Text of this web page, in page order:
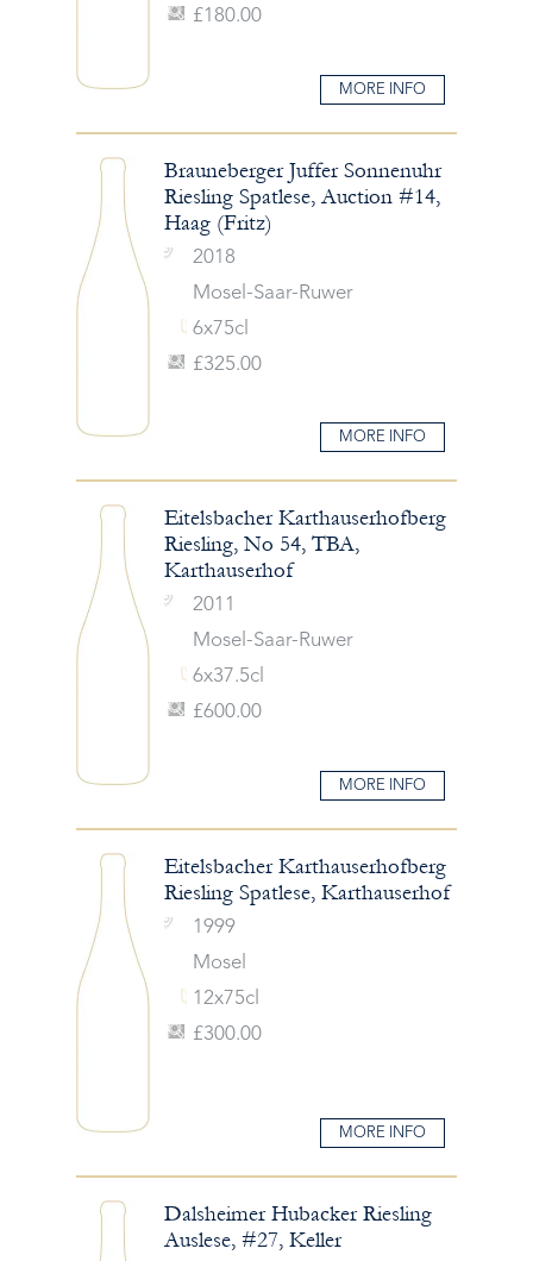
£180.00
MORE INFO
Brauneberger Juffer Sonnenuhr
Riesling Spatlese, Auction #14,
Haag (Fritz)
2018
Mosel-Saar-Ruwer
6x75cl
£325.00
MORE INFO
Eitelsbacher Karthauserhofberg
Riesling, No 54, TBA,
Karthauserhof
2011
Mosel-Saar-Ruwer
6x37.5cl
£600.00
MORE INFO
Eitelsbacher Karthauserhofberg
Riesling Spatlese, Karthauserhof
1999
Mosel
12x75cl
£300.00
MORE INFO
Dalsheimer Hubacker Riesling
Auslese, #27, Keller